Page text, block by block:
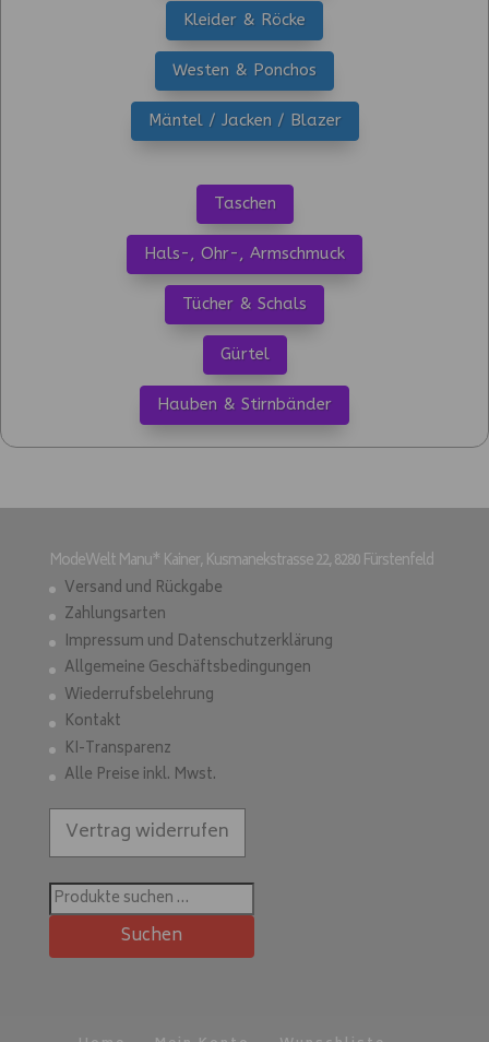
Kleider & Röcke
Westen & Ponchos
Mäntel / Jacken / Blazer
Taschen
Hals-, Ohr-, Armschmuck
Tücher & Schals
Gürtel
Hauben & Stirnbänder
ModeWelt Manu* Kainer, Kusmanekstrasse 22, 8280 Fürstenfeld
Versand und Rückgabe
Zahlungsarten
Impressum und Datenschutzerklärung
Allgemeine Geschäftsbedingungen
Wiederrufsbelehrung
Kontakt
KI-Transparenz
Alle Preise inkl. Mwst.
Vertrag widerrufen
Suchen
nach:
Suchen